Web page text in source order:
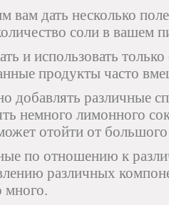
вам дать несколько
соли в вашем
и использовать
продукты часто
добавлять различные
немного лимонного
отойти от большого
по отношению к
различных
много.